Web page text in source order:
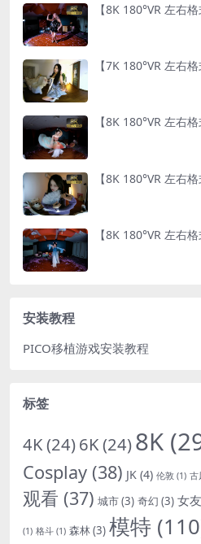
【8K 180°VR 左右
【7K 180°VR 左右
【8K 180°VR 左右
【8K 180°VR 左右
【8K 180°VR 左右
安装教程
PICO移植游戏安装教程
标签
4K(24)6K(24)8K
Cosplay (38) JK (4) 伦敦 (1) 古
观看 (37) 城市(3) 奇幻 (3) 女友
(1) 格斗 (1) 森林(3) 模特